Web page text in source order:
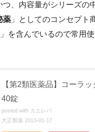
つ、内容量がシリーズの
薬 」としてのコンセプト
を含んでいるので常用
【第2類医薬品】コーラッ
40錠
posted with カエレバ
大正製薬 2013-01-17